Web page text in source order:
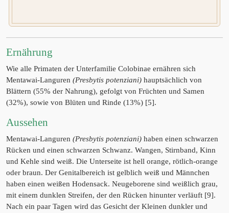
Ernährung
Wie alle Primaten der Unterfamilie Colobinae ernähren sich
Mentawai-Languren (Presbytis potenziani) hauptsächlich von
Blättern (55% der Nahrung), gefolgt von Früchten und Samen
(32%), sowie von Blüten und Rinde (13%) [5].
Aussehen
Mentawai-Languren (Presbytis potenziani) haben einen schwarzen
Rücken und einen schwarzen Schwanz. Wangen, Stirnband, Kinn
und Kehle sind weiß. Die Unterseite ist hell orange, rötlich-orange
oder braun. Der Genitalbereich ist gelblich weiß und Männchen
haben einen weißen Hodensack. Neugeborene sind weißlich grau,
mit einem dunklen Streifen, der den Rücken hinunter verläuft [9].
Nach ein paar Tagen wird das Gesicht der Kleinen dunkler und